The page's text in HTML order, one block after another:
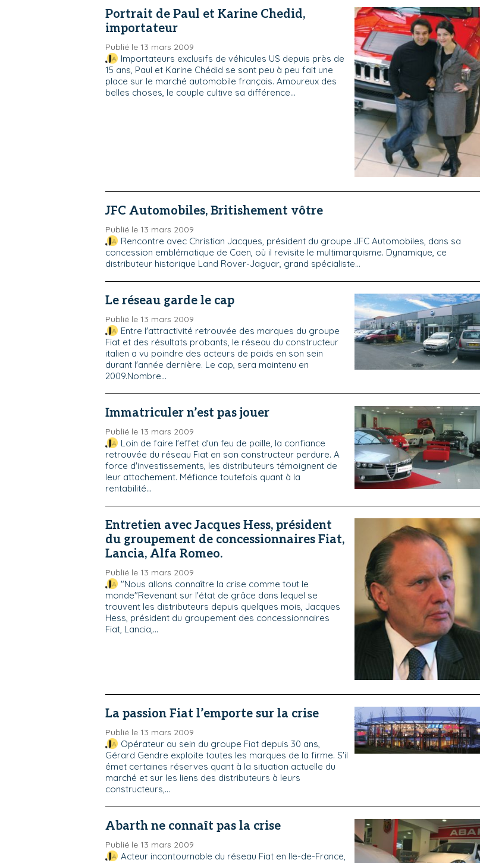
Portrait de Paul et Karine Chedid,
importateur
Publié le 13 mars 2009
Importateurs exclusifs de véhicules US depuis près de
15 ans, Paul et Karine Chédid se sont peu à peu fait une
place sur le marché automobile français. Amoureux des
belles choses, le couple cultive sa différence...
JFC Automobiles, Britishement vôtre
Publié le 13 mars 2009
Rencontre avec Christian Jacques, président du groupe JFC Automobiles, dans sa
concession emblématique de Caen, où il revisite le multimarquisme. Dynamique, ce
distributeur historique Land Rover-Jaguar, grand spécialiste...
Le réseau garde le cap
Publié le 13 mars 2009
Entre l'attractivité retrouvée des marques du groupe
Fiat et des résultats probants, le réseau du constructeur
italien a vu poindre des acteurs de poids en son sein
durant l'année dernière. Le cap, sera maintenu en
2009.Nombre...
Immatriculer n’est pas jouer
Publié le 13 mars 2009
Loin de faire l'effet d'un feu de paille, la confiance
retrouvée du réseau Fiat en son constructeur perdure. A
force d'investissements, les distributeurs témoignent de
leur attachement. Méfiance toutefois quant à la
rentabilité...
Entretien avec Jacques Hess, président
du groupement de concessionnaires Fiat,
Lancia, Alfa Romeo.
Publié le 13 mars 2009
"Nous allons connaître la crise comme tout le
monde"Revenant sur l'état de grâce dans lequel se
trouvent les distributeurs depuis quelques mois, Jacques
Hess, président du groupement des concessionnaires
Fiat, Lancia,...
La passion Fiat l’emporte sur la crise
Publié le 13 mars 2009
Opérateur au sein du groupe Fiat depuis 30 ans,
Gérard Gendre exploite toutes les marques de la firme. S'il
émet certaines réserves quant à la situation actuelle du
marché et sur les liens des distributeurs à leurs
constructeurs,...
Abarth ne connaît pas la crise
Publié le 13 mars 2009
Acteur incontournable du réseau Fiat en Ile-de-France,